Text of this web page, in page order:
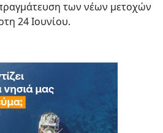
των νέων μετοχών
24 Ιουνίου.